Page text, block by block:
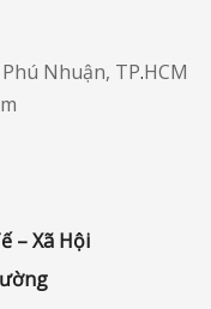
Nhuận, TP.HCM
– Xã Hội